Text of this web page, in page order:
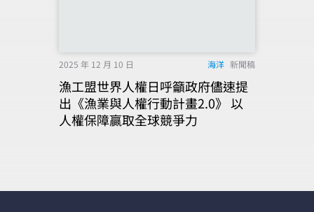
2025 年 12 月 10 日 海洋 新聞稿
漁工盟世界人權日呼籲政府儘速提
出《漁業與人權行動計畫2.0》 以
人權保障贏取全球競爭力